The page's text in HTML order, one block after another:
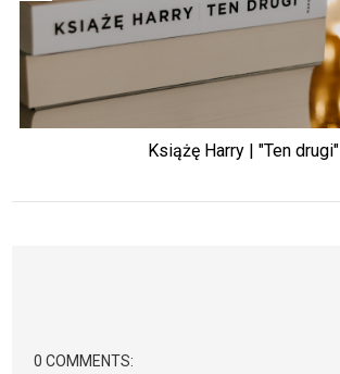
Książę Harry | "Ten drugi"
0 COMMENTS: